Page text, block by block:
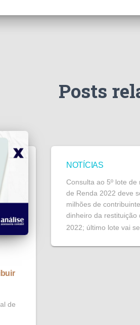
Posts
de
NOTÍCIAS
Consulta ao 5º lote
de Renda 2022 deve
milhões de
dinheiro da restituição
2022; último lote vai